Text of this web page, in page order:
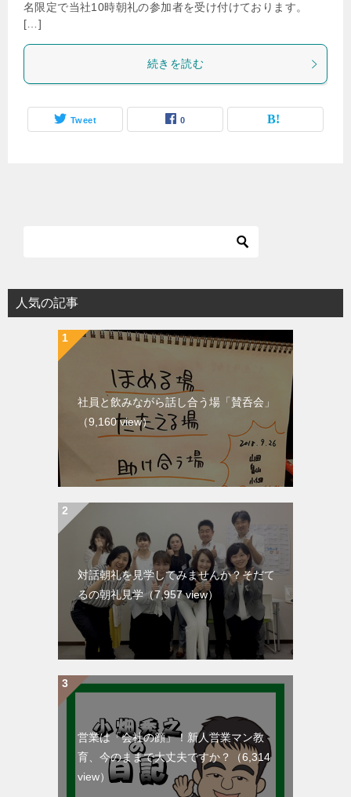
名限定で当社10時朝礼の参加者を受け付けております。
[…]
続きを読む
Tweet 0
人気の記事
社員と飲みながら話し合う場「賛呑会」
（9,160 view）
対話朝礼を見学してみませんか？そだて
るの朝礼見学（7,957 view）
営業は「会社の顔」！新人営業マン教
育、今のままで大丈夫ですか？
（6,314
view）